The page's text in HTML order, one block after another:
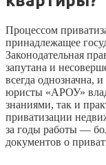
Процессом
принадлежащее
Законодательная
запутана и
всегда однозначна,
юристы «АРОУ»
знаниями, так и
приватизации
за годы работы —
документов о